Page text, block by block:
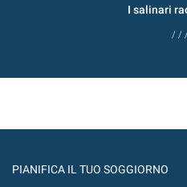
I salinari
/ /
PIANIFICA IL TUO SOGGIORNO